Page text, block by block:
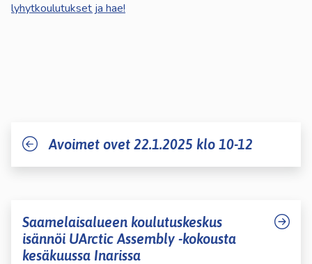
lyhytkoulutukset ja hae!
Avoimet ovet 22.1.2025 klo 10-12
Saamelaisalueen koulutuskeskus
isännöi UArctic Assembly -kokousta
kesäkuussa Inarissa